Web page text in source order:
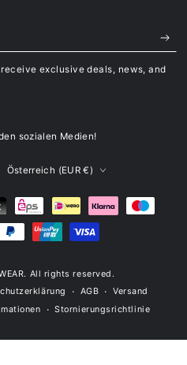
exclusive deals, news, and
sozialen Medien!
. All rights reserved.
AGB
Versand
Stornierungsrichtlinie
Österreich (EUR €)